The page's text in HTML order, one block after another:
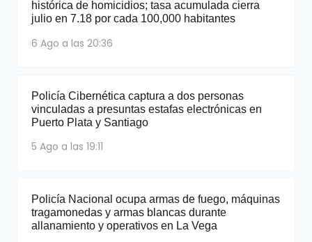
histórica de homicidios; tasa acumulada cierra
julio en 7.18 por cada 100,000 habitantes
6 Ago a las 20:36
Policía Cibernética captura a dos personas
vinculadas a presuntas estafas electrónicas en
Puerto Plata y Santiago
5 Ago a las 19:11
Policía Nacional ocupa armas de fuego, máquinas
tragamonedas y armas blancas durante
allanamiento y operativos en La Vega